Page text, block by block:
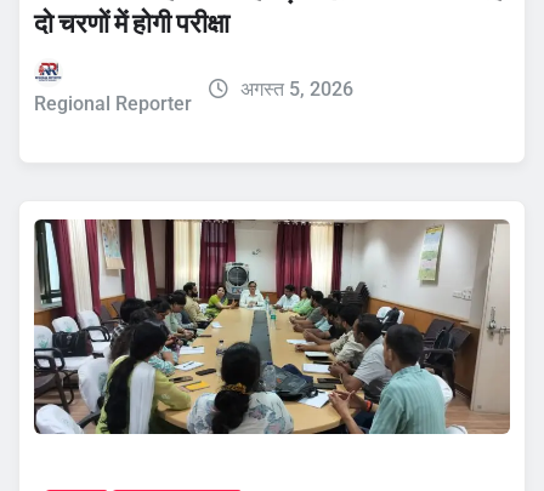
दो चरणों में होगी परीक्षा
Regional Reporter
अगस्त 5, 2026